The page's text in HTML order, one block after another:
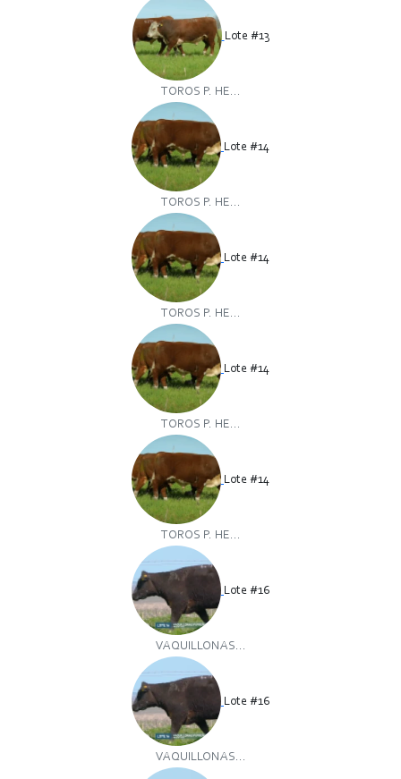
Lote #13
TOROS P. HE...
Lote #14
TOROS P. HE...
Lote #14
TOROS P. HE...
Lote #14
TOROS P. HE...
Lote #14
TOROS P. HE...
Lote #16
VAQUILLONAS...
Lote #16
VAQUILLONAS...